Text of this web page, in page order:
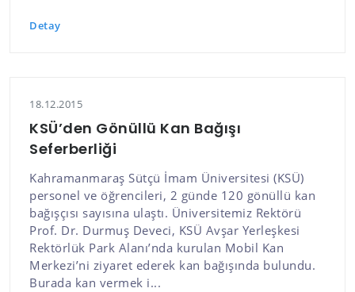
Detay
18.12.2015
KSÜ’den Gönüllü Kan Bağışı
Seferberliği
Kahramanmaraş Sütçü İmam Üniversitesi (KSÜ)
personel ve öğrencileri, 2 günde 120 gönüllü kan
bağışçısı sayısına ulaştı. Üniversitemiz Rektörü
Prof. Dr. Durmuş Deveci, KSÜ Avşar Yerleşkesi
Rektörlük Park Alanı’nda kurulan Mobil Kan
Merkezi’ni ziyaret ederek kan bağışında bulundu.
Burada kan vermek i...